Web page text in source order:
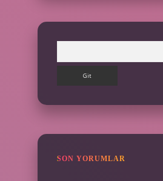
SON YORUMLAR